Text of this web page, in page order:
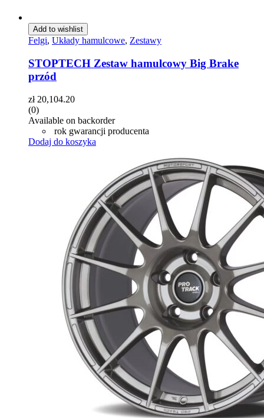
Add to wishlist
Felgi, Układy hamulcowe, Zestawy
STOPTECH Zestaw hamulcowy Big Brake
przód
zł20,104.20
(0)
Available on backorder
rok gwarancji producenta
Dodaj do koszyka